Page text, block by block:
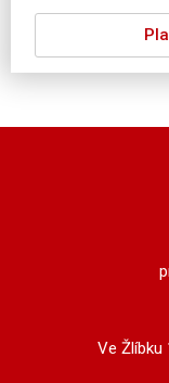
Ve Žlíbku